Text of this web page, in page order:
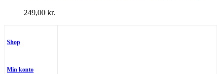
249,00 kr.
Shop
Min konto